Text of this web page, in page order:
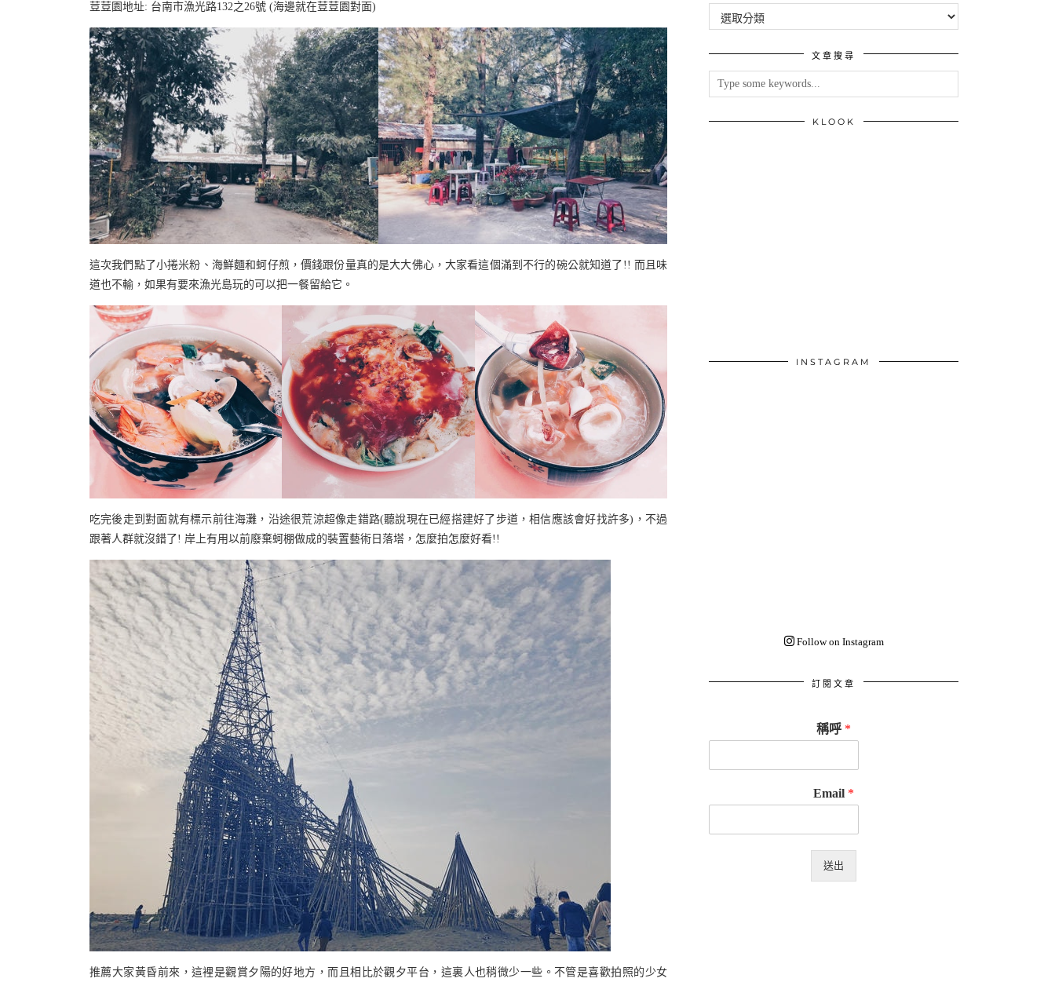
荳荳園地址: 台南市漁光路132之26號 (海邊就在荳荳園對面)
這次我們點了小捲米粉、海鮮麵和蚵仔煎，價錢跟份量真的是大大佛心，大家看這個滿到不行的碗公就知道了!! 而且味
道也不輸，如果有要來漁光島玩的可以把一餐留給它。
吃完後走到對面就有標示前往海灘，沿途很荒涼超像走錯路(聽說現在已經搭建好了步道，相信應該會好找許多)，不過
跟著人群就沒錯了! 岸上有用以前廢棄蚵棚做成的裝置藝術日落塔，怎麼拍怎麼好看!!
推薦大家黃昏前來，這裡是觀賞夕陽的好地方，而且相比於觀夕平台，這裏人也稍微少一些。不管是喜歡拍照的少女
類
文章搜尋
KLOOK
INSTAGRAM
Follow on Instagram
訂閱文章
稱呼 *
Email *
送出